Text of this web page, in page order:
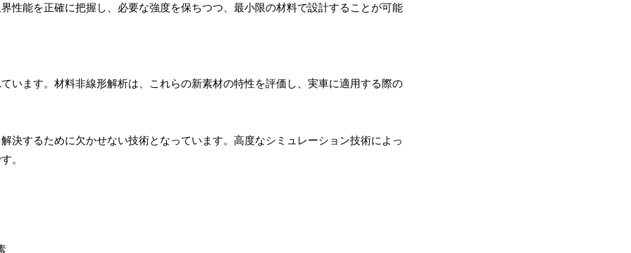
性能を正確に把握し、必要な強度を保ちつつ、最小限の材料で設計することが可能
います。材料非線形解析は、これらの新素材の特性を評価し、実車に適用する際の
決するために欠かせない技術となっています。高度なシミュレーション技術によっ
。